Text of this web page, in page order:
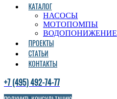
КАТАЛОГ
НАСОСЫ
МОТОПОМПЫ
ВОДОПОНИЖЕНИЕ
ПРОЕКТЫ
СТАТЬИ
КОНТАКТЫ
+7 (495) 492-74-77